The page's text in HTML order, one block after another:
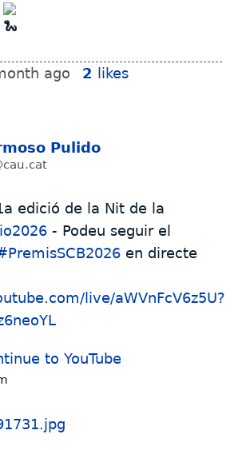
ago 2 likes
Pulido
edició de la Nit de la
- Podeu seguir el
PremisSCB2026 en directe
live/aWVnFcV6z5U?
to YouTube